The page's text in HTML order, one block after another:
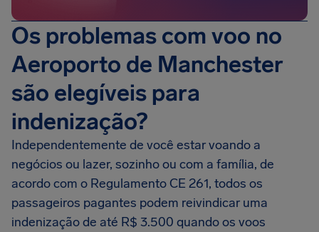
Os problemas com voo no
Aeroporto de Manchester
são elegíveis para
indenização?
Independentemente de você estar voando a
negócios ou lazer, sozinho ou com a família, de
acordo com o Regulamento CE 261, todos os
passageiros pagantes podem reivindicar uma
indenização de até R$ 3.500 quando os voos